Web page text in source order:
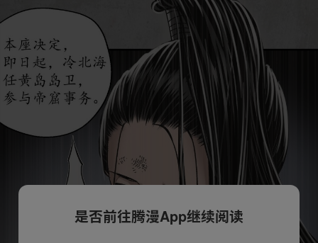
是否前往腾漫App继续阅读